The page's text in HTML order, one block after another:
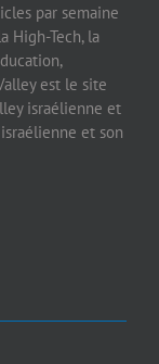
par semaine
High-Tech, la
est le site
israélienne et
et son